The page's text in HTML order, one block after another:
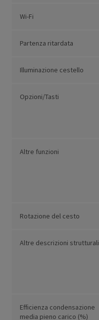
Wi-Fi
Partenza ritardata
Illuminazione cestello
Opzioni/Tasti
Altre funzioni
Rotazione del cesto
Altre descrizioni strutturali
Efficienza condensazione
media pieno carico (%)